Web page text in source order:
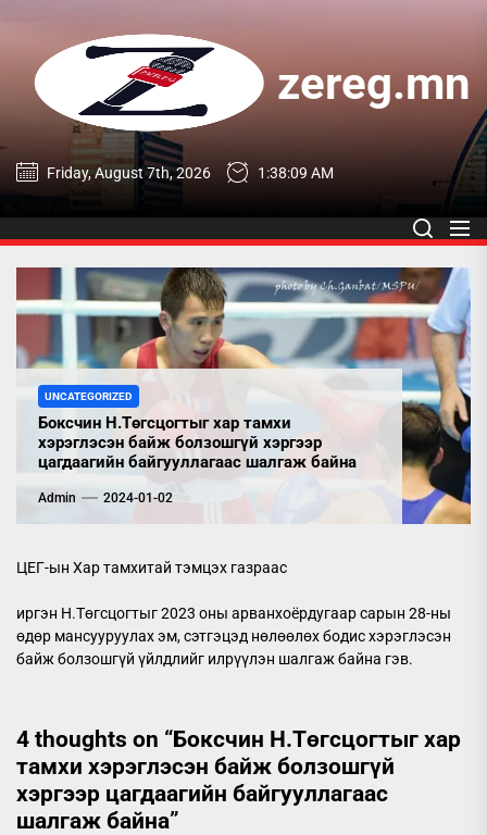
content
zereg.mn
zereg.mn
Friday, August 7th, 2026 1:38:09 AM
UNCATEGORIZED
Боксчин Н.Төгсцогтыг хар тамхи
хэрэглэсэн байж болзошгүй хэргээр
цагдаагийн байгууллагаас шалгаж байна
Admin 2024-01-02
ЦЕГ-ын Хар тамхитай тэмцэх газраас
иргэн Н.Төгсцогтыг 2023 оны арванхоёрдугаар сарын 28-ны
өдөр мансууруулах эм, сэтгэцэд нөлөөлөх бодис хэрэглэсэн
байж болзошгүй үйлдлийг илрүүлэн шалгаж байна гэв.
4 thoughts on “Боксчин Н.Төгсцогтыг хар
тамхи хэрэглэсэн байж болзошгүй
хэргээр цагдаагийн байгууллагаас
шалгаж байна”